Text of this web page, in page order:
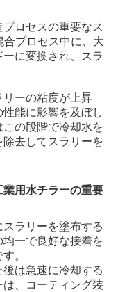
ロセスの重要なス
合プロセス中に、大
に変換され、スラ
リーの粘度が上昇
能に影響を及ぼし
の段階で冷却水を
去してスラリーを
用水チラーの重要
ラリーを塗布する
一で良好な接着を
。
は急速に冷却する
、コーティング装